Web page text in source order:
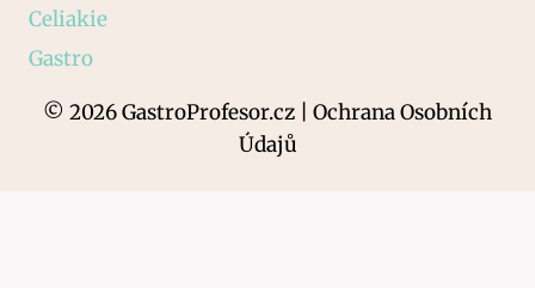
Celiakie
Gastro
© 2026 GastroProfesor.cz | Ochrana Osobních
Údajů